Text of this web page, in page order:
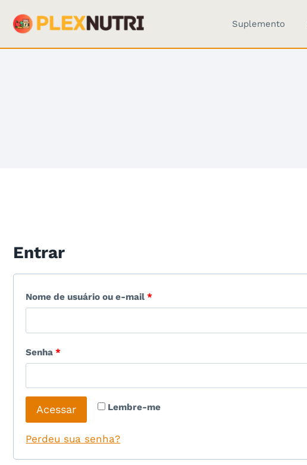
para
Suplemento
Entrar
Nome de usuário ou e-mail*O
i
a
Senha*O
r
i
g
a
Lembre-me
Acessar
Perdeu sua senha?